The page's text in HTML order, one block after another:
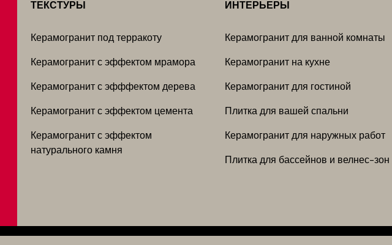
ТЕКСТУРЫ
Керамогранит под терракоту
Керамогранит с эффектом мрамора
Керамогранит с эфффектом дерева
Керамогранит с эффектом цемента
Керамогранит с эффектом
натурального камня
ИНТЕРЬЕРЫ
Керамогранит для ванной комнаты
Керамогранит на кухне
Керамогранит для гостиной
Плитка для вашей спальни
Керамогранит для наружных работ
Плитка для бассейнов и велнес-зон